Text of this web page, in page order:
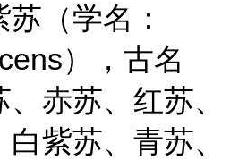
苏（学名：
），古名
赤苏、红苏、
紫苏、青苏、